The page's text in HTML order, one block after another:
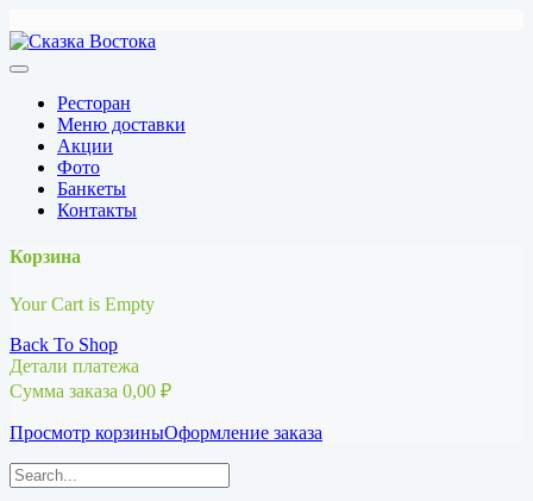
Перейти
к
Ресторан
Меню доставки
Акции
Фото
Банкеты
Контакты
Корзина
Your Cart is Empty
Back To Shop
Детали платежа
Сумма заказа 0,00 ₽
Просмотр корзиныОформление заказа